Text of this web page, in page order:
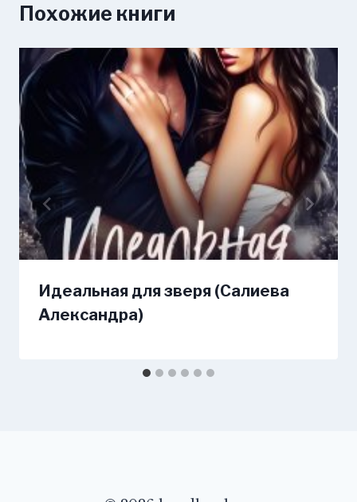
Похожие книги
Идеальная для зверя (Салиева
Александра)